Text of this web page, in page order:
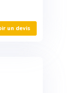
un devis